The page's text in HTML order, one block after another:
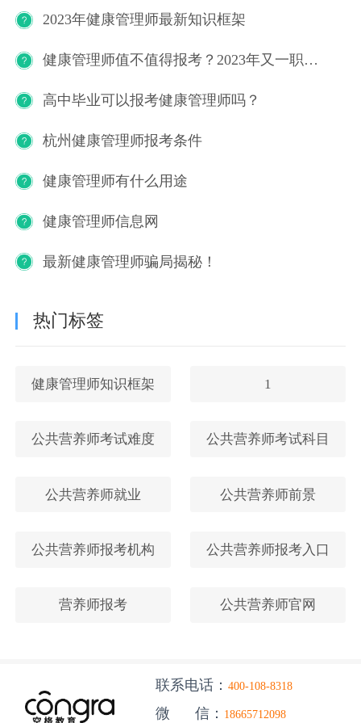
2023年健康管理师最新知识框架
健康管理师值不值得报考？2023年又一职业技能等级证书重磅人才政策发布！
高中毕业可以报考健康管理师吗？
杭州健康管理师报考条件
健康管理师有什么用途
健康管理师信息网
最新健康管理师骗局揭秘！
热门标签
健康管理师知识框架 1
公共营养师考试难度 公共营养师考试科目
公共营养师就业 公共营养师前景
公共营养师报考机构 公共营养师报考入口
营养师报考 公共营养师官网
联系电话： 400-108-8318
微 信： 18665712098